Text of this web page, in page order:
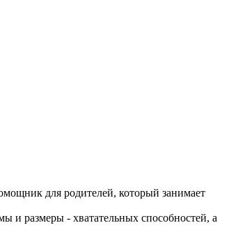
для родителей, который занимает
и размеры - хватательных способностей, а